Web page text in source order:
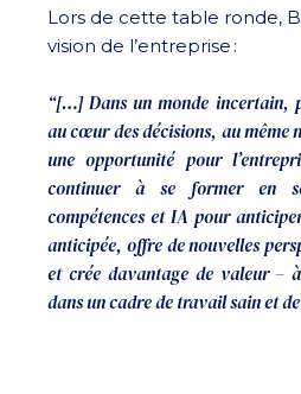
Lors de cette table ronde,
vision de l’entreprise :
“[…] Dans un monde incertain,
au cœur des décisions, au même
une opportunité pour
continuer à se former en
compétences et IA pour
anticipée, offre de nouvelles
et crée davantage de valeur –
dans un cadre de travail sain et